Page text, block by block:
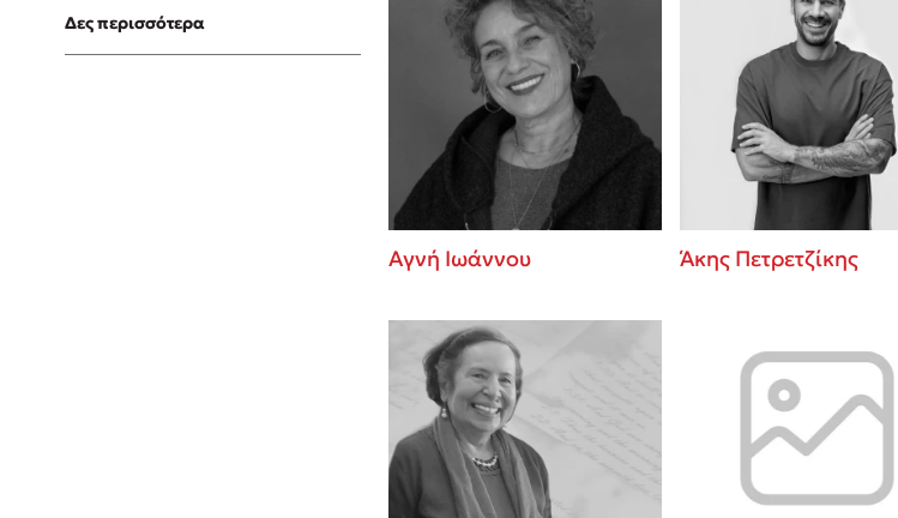
Upmarket
Young Adult
Δες περισσότερα
Αγνή Ιωάννου Άκης Πετρετζίκης